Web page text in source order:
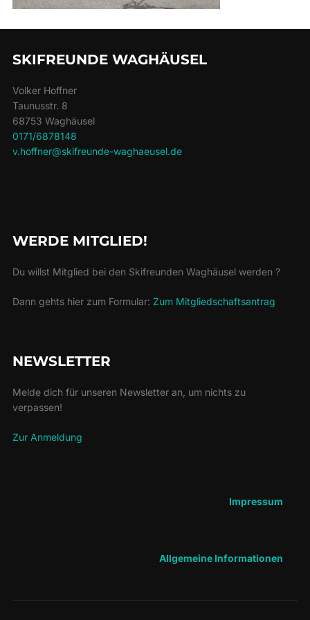
SKIFREUNDE WAGHÄUSEL
Volker Hoffner
Taunusstr. 8
68753 Waghäusel
0171/6878148
v.hoffner@skifreunde-waghaeusel.de
WERDE MITGLIED!
Du willst Mitglied bei den Skifreunden Waghäusel werden ?
Dann gehts hier zum Formular: Zum Mitgliedschaftsantrag
NEWSLETTER
Melde dich für unseren Newsletter an, um nichts zu
verpassen!
Zur Anmeldung
Impressum
Allgemeine Informationen